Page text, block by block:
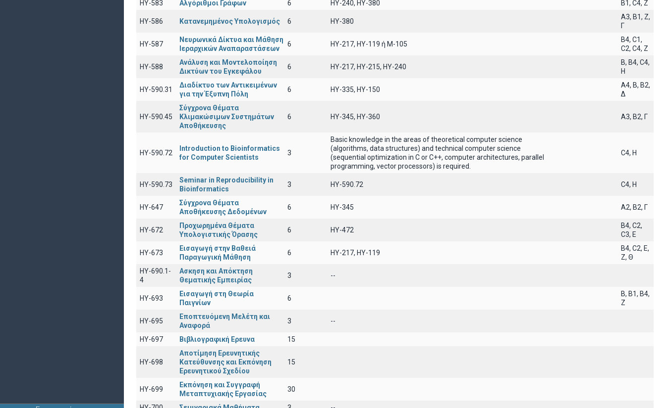
HY-583 Αλγόριθμοι Γράφων 6 HY-240, HY-380 B1, C4, Z
HY-586 Κατανεμημένος Υπολογισμός 6 ΗΥ-380
A3, B1, Z,
Γ
ΗΥ-587
Νευρωνικά Δίκτυα και Μάθηση
Ιεραρχικών Αναπαραστάσεων
6 HY-217, HY-119 ή Μ-105
B4, C1,
C2, C4, Z
ΗΥ-588
Ανάλυση και Μοντελοποίηση
Δικτύων του Εγκεφάλου
6 ΗΥ-217, ΗΥ-215, ΗΥ-240
B, B4, C4,
H
ΗΥ-590.31
Διαδίκτυο των Αντικειμένων
για την Έξυπνη Πόλη
6 ΗΥ-335, ΗΥ-150
A4, B, B2,
Δ
ΗΥ-590.45
Σύγχρονα Θέματα
Κλιμακώσιμων Συστημάτων
Αποθήκευσης
6 HY-345, HY-360 A3, B2, Γ
ΗΥ-590.72
Introduction to Bioinformatics
for Computer Scientists
3
Basic knowledge in the areas of theoretical computer science
(algorithms, data structures) and technical computer science
(sequential optimization in C or C++, computer architectures, parallel
programming, vector processors) is required.
C4, H
ΗΥ-590.73
Seminar in Reproducibility in
Bioinformatics
3 ΗΥ-590.72 C4, H
ΗΥ-647
Σύγχρονα Θέματα
Αποθήκευσης Δεδομένων
6 ΗΥ-345 A2, B2, Γ
HY-672
Προχωρημένα Θέματα
Υπολογιστικής Όρασης
6 HY-472
B4, C2,
C3, E
ΗΥ-673
Εισαγωγή στην Βαθειά
Παραγωγική Μάθηση
6 ΗΥ-217, ΗΥ-119
B4, C2, E,
Z, Θ
ΗΥ-690.1-
4
Ασκηση και Απόκτηση
Θεματικής Εμπειρίας
3 --
ΗΥ-693
Εισαγωγή στη Θεωρία
Παιγνίων
6
B, B1, B4,
Z
ΗΥ-695
Εποπτευόμενη Μελέτη και
Αναφορά
3 --
ΗΥ-697 Βιβλιογραφική Ερευνα 15
ΗΥ-698
Αποτίμηση Ερευνητικής
Κατεύθυνσης και Εκπόνηση
Ερευνητικού Σχεδίου
15
ΗΥ-699
Εκπόνηση και Συγγραφή
Μεταπτυχιακής Εργασίας
30